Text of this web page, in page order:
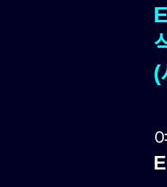
(